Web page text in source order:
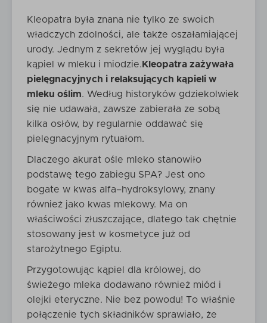
Kleopatra była znana nie tylko ze swoich
władczych zdolności, ale także oszałamiającej
urody. Jednym z sekretów jej wyglądu była
kąpiel w mleku i miodzie. Kleopatra zażywała
pielęgnacyjnych i relaksujących kąpieli w
mleku oślim. Według historyków gdziekolwiek
się nie udawała, zawsze zabierała ze sobą
kilka osłów, by regularnie oddawać się
pielęgnacyjnym rytuałom.
Dlaczego akurat ośle mleko stanowiło
podstawę tego zabiegu SPA? Jest ono
bogate w kwas alfa–hydroksylowy, znany
również jako kwas mlekowy. Ma on
właściwości złuszczające, dlatego tak chętnie
stosowany jest w kosmetyce już od
starożytnego Egiptu.
Przygotowując kąpiel dla królowej, do
świeżego mleka dodawano również miód i
olejki eteryczne. Nie bez powodu! To właśnie
połączenie tych składników sprawiało, że